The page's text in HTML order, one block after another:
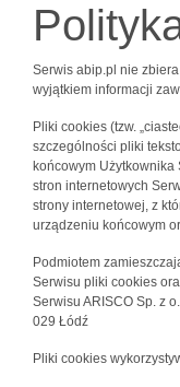
Serwis abip.pl nie
wyjątkiem informacji
Pliki cookies (tzw.
szczególności pliki
końcowym
stron internetowych
strony internetowej, z
urządzeniu końcowym
Podmiotem
Serwisu pliki cookies
Serwisu ARISCO Sp. z
029 Łódź
Pliki cookies